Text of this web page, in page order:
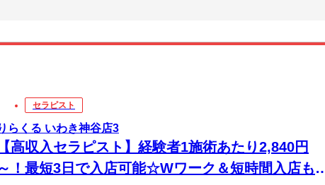
セラピスト
らくる いわき神谷店3
【高収入セラピスト】経験者1施術あたり2,840円
～！最短3日で入店可能☆Wワーク＆短時間入店も